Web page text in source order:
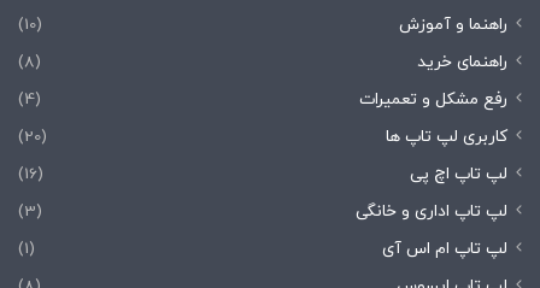
راهنما و آموزش
(10)
راهنمای خرید
(8)
رفع مشکل و تعمیرات
(4)
کاربری لپ تاپ ها
(20)
لپ تاپ اچ پی
(16)
لپ تاپ اداری و خانگی
(3)
لپ تاپ ام اس آی
(1)